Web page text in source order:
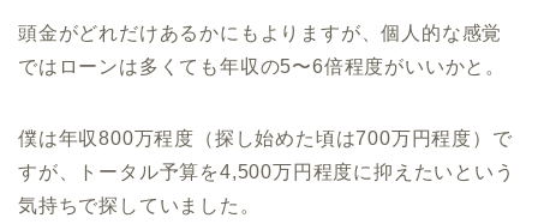
頭金がどれだけあるかにもよりますが、個人的な感覚
ではローンは多くても年収の5〜6倍程度がいいかと。
僕は年収800万程度（探し始めた頃は700万円程度）で
すが、トータル予算を4,500万円程度に抑えたいという
気持ちで探していました。